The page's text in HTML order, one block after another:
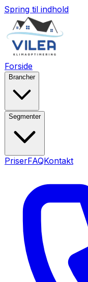
Spring til indhold
Forside
Brancher
Segmenter
PriserFAQKontakt